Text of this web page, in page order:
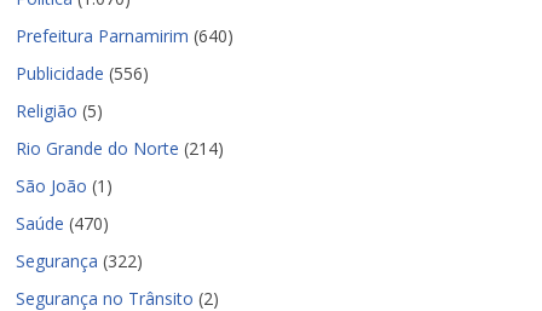
Prefeitura Parnamirim (640)
Publicidade (556)
Religião (5)
Rio Grande do Norte (214)
São João (1)
Saúde (470)
Segurança (322)
Segurança no Trânsito (2)